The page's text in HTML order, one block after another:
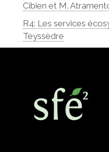
Cibien et M.
R4: Les services
Teyssèdre